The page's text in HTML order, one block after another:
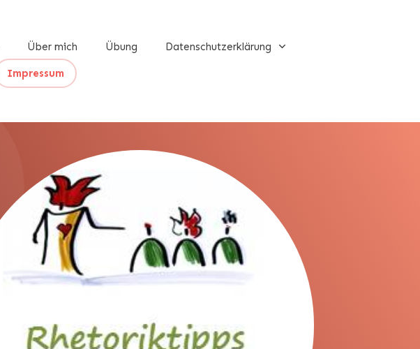
Über mich Übung Datenschutzerklärung
Impressum